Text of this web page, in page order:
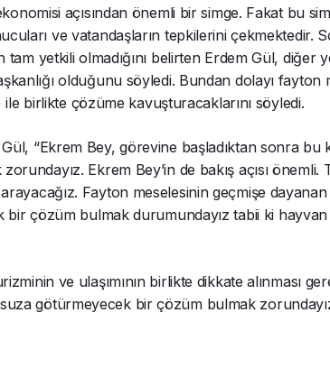
açısından önemli bir simge. Fakat bu
ve vatandaşların tepkilerini çekmektedir.
tam yetkili olmadığını belirten Erdem Gül, diğer
olduğunu söyledi. Bundan dolayı fayton
birlikte çözüme kavuşturacaklarını söyledi.
“Ekrem Bey, görevine başladıktan sonra
Ekrem Bey’in de bakış açısı önemli.
Fayton meselesinin geçmişe
çözüm bulmak durumundayız tabii ki hayvan
ve ulaşımının birlikte dikkate alınması
götürmeyecek bir çözüm bulmak